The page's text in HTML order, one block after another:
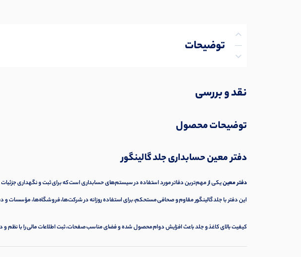
توضیحات
نظرات (0)
پرسش‌ها
نقد و بررسی
توضیحات محصول
دفتر معین حسابداری جلد گالینگور
دفتر معینیکی از مهم‌ترین دفاتر مورد استفاده در سیستم‌های حسابداری است که برای ثبت و نگهداری
این دفتر با جلد گالینگور مقاوم و صحافی مستحکم، برای استفاده روزانه در شرکت‌ها، فروشگاه‌ها، مؤسسات
کیفیت بالای کاغذ و جلد باعث افزایش دوام محصول شده و فضای مناسب صفحات، ثبت اطلاعات مالی را با نظم